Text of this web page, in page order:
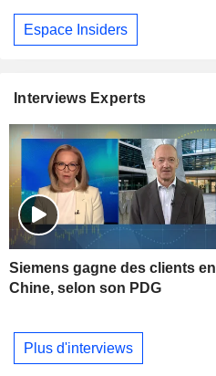
Espace Insiders
Interviews Experts
Siemens gagne des clients en
Chine, selon son PDG
Plus d'interviews